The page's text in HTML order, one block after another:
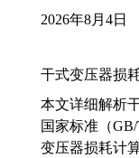
2026年8月4日
干式变压器损
本文详细解析
国家标准（
变压器损耗计